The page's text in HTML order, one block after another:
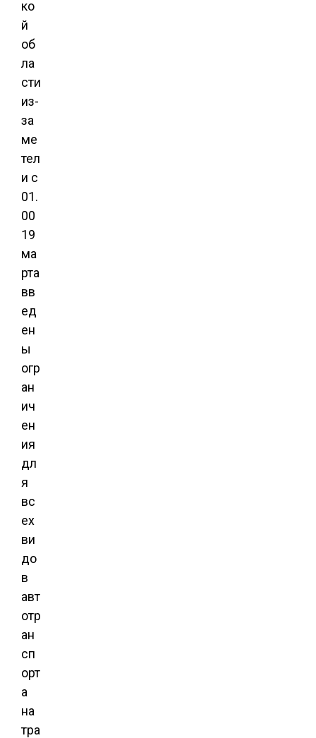
ко
й
об
ла
сти
из-
за
ме
тел
и с
01.
00
19
ма
рта
вв
ед
ен
ы
огр
ан
ич
ен
ия
дл
я
вс
ех
ви
до
в
авт
отр
ан
сп
орт
а
на
тра